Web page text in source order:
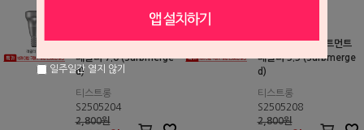
제노어 힐링 어버트먼트
레귤러 7.0 (Surbmerge
d)
티스트롱
S2505204
2,800원
제노어 힐링 어버트먼트
레귤러 5.5 (Surbmerge
d)
티스트롱
S2505208
2,800원
일주일간 열지 않기